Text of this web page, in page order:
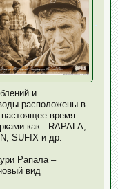
и
расположены в
время
как : RAPALA,
SUFIX и др.
Рапала –
вид